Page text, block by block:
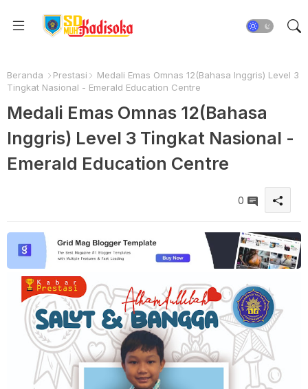
Beranda Prestasi
Medali Emas Omnas 12(Bahasa Inggris) Level 3
Tingkat Nasional - Emerald Education Centre
Medali Emas Omnas 12(Bahasa
Inggris) Level 3 Tingkat Nasional -
Emerald Education Centre
0